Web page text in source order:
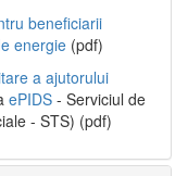
beneficiarii
energie (pdf)
a ajutorului
ePIDS - Serviciul de
- STS) (pdf)